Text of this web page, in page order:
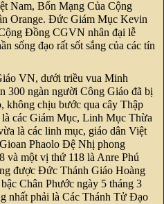
Nam, Bổn Mạng Của Cộng
Orange. Đức Giám Mục Kevin
Đồng CGVN nhân đại lễ
sống đạo rất sốt sắng của các tín
VN, dưới triều vua Minh
300 ngàn người Công Giáo đã bị
không chịu bước qua cây Thập
các Giám Mục, Linh Mục Thừa
là các linh mục, giáo dân Việt
Phaolo Đệ Nhị phong
và một vị thứ 118 là Anre Phú
được Đức Thánh Giáo Hoàng
Chân Phước ngày 5 tháng 3
nhất phải là Các Thánh Tử Đạo